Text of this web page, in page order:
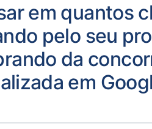
em quantos
pelo seu
da
em